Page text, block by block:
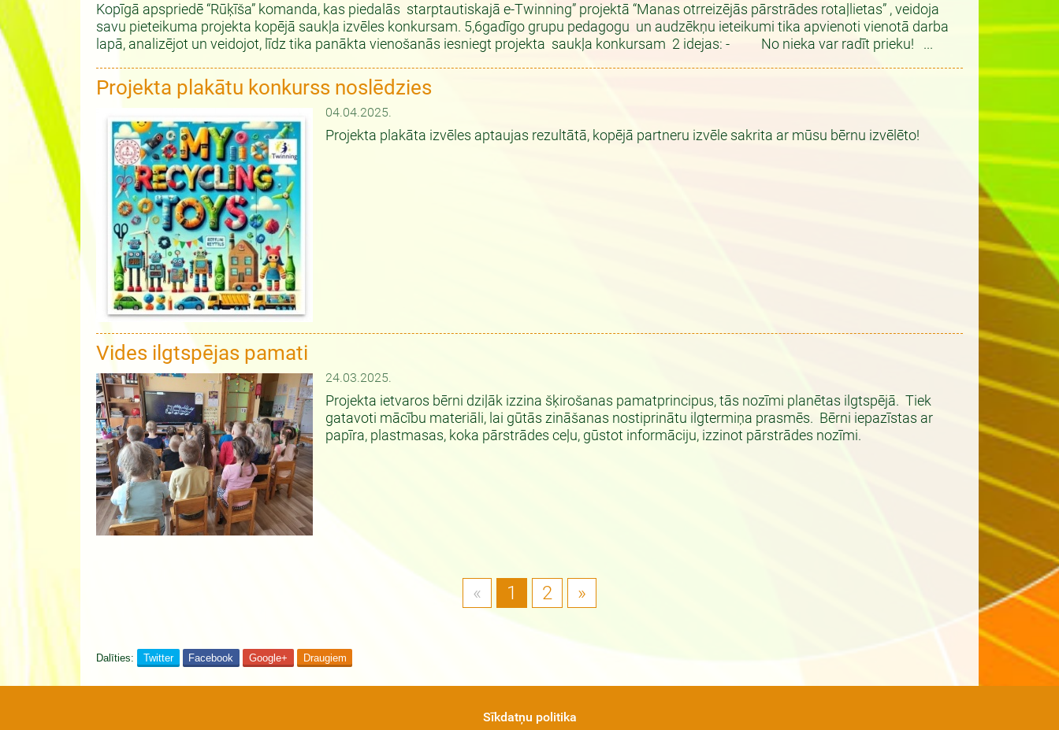
Kopīgā apspriedē “Rūķīša” komanda, kas piedalās starptautiskajā e-Twinning” projektā “Manas otrreizējās pārstrādes rotaļlietas” , veidoja
savu pieteikuma projekta kopējā saukļa izvēles konkursam. 5,6gadīgo grupu pedagogu un audzēkņu ieteikumi tika apvienoti vienotā darba
lapā, analizējot un veidojot, līdz tika panākta vienošanās iesniegt projekta saukļa konkursam 2 idejas: - No nieka var radīt prieku! ...
Projekta plakātu konkurss noslēdzies
04.04.2025.
Projekta plakāta izvēles aptaujas rezultātā, kopējā partneru izvēle sakrita ar mūsu bērnu izvēlēto!
Vides ilgtspējas pamati
24.03.2025.
Projekta ietvaros bērni dziļāk izzina šķirošanas pamatprincipus, tās nozīmi planētas ilgtspējā. Tiek
gatavoti mācību materiāli, lai gūtās zināšanas nostiprinātu ilgtermiņa prasmēs. Bērni iepazīstas ar
papīra, plastmasas, koka pārstrādes ceļu, gūstot informāciju, izzinot pārstrādes nozīmi.
« 1 2 »
Dalīties: Twitter Facebook Google+ Draugiem
Sīkdatņu politika